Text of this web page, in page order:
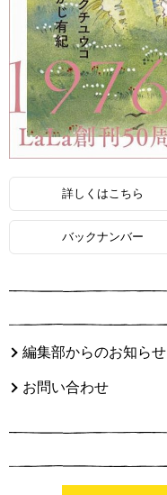
詳しくはこちら
バックナンバー
編集部からのお知らせ
お問い合わせ